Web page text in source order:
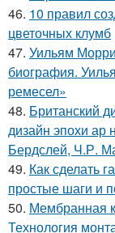
46. 10 правил
цветочных клумб
47. Уильям
биография.
ремесел»
48. Британский
дизайн эпохи ар
Бердслей, Ч.Р.
49. Как сделать
простые шаги и
50. Мембранная
Технология